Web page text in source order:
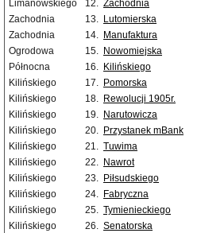
Limanowskiego
12. Zachodnia
Zachodnia
13. Lutomierska
Zachodnia
14. Manufaktura
Ogrodowa
15. Nowomiejska
Północna
16. Kilińskiego
Kilińskiego
17. Pomorska
Kilińskiego
18. Rewolucji 1905r.
Kilińskiego
19. Narutowicza
Kilińskiego
20. Przystanek mBank
Kilińskiego
21. Tuwima
Kilińskiego
22. Nawrot
Kilińskiego
23. Piłsudskiego
Kilińskiego
24. Fabryczna
Kilińskiego
25. Tymienieckiego
Kilińskiego
26. Senatorska